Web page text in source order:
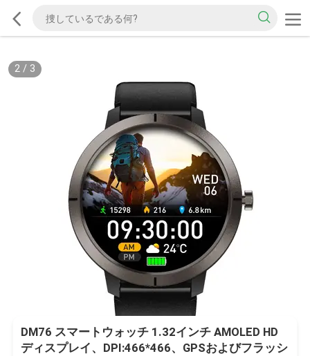
2/ 3
DM76 スマートウォッチ 1.32インチ AMOLED HD
ディスプレイ、DPI:466*466、GPSおよびフラッシ